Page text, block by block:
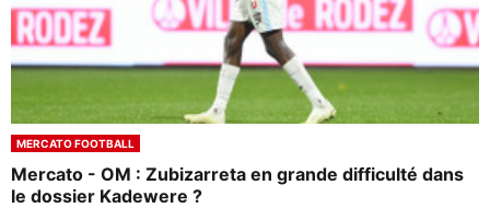
MERCATO FOOTBALL
Mercato - OM : Zubizarreta en grande difficulté dans
le dossier Kadewere ?